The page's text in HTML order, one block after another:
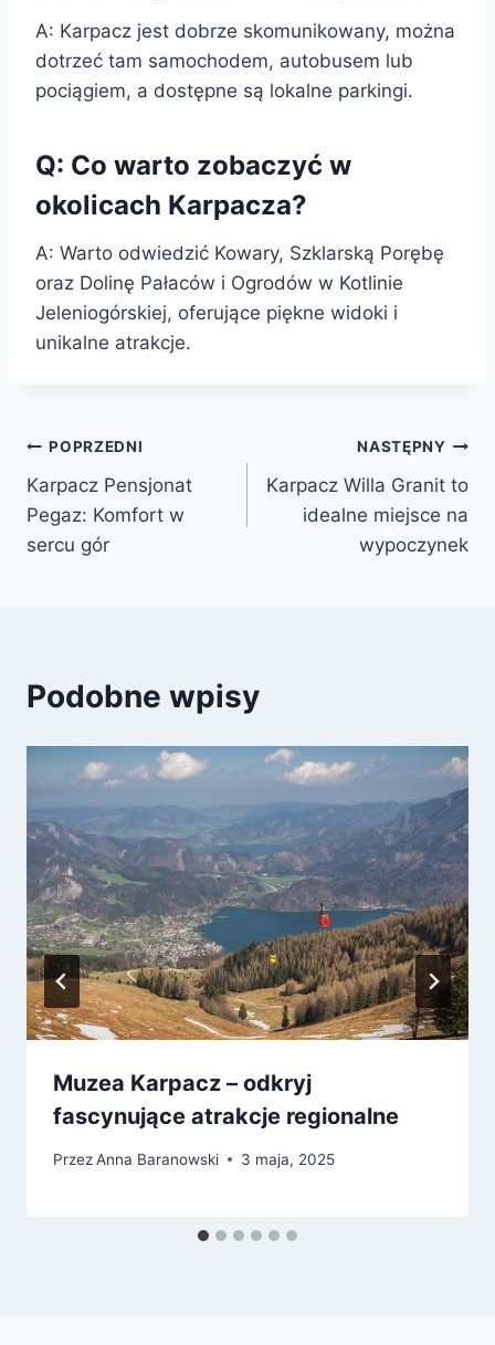
A: Karpacz jest dobrze skomunikowany, można
dotrzeć tam samochodem, autobusem lub
pociągiem, a dostępne są lokalne parkingi.
Q: Co warto zobaczyć w
okolicach Karpacza?
A: Warto odwiedzić Kowary, Szklarską Porębę
oraz Dolinę Pałaców i Ogrodów w Kotlinie
Jeleniogórskiej, oferujące piękne widoki i
unikalne atrakcje.
Nawigacja
wpisu
POPRZEDNI
Karpacz Pensjonat
Pegaz: Komfort w
sercu gór
NASTĘPNY
Karpacz Willa Granit to
idealne miejsce na
wypoczynek
Podobne wpisy
Muzea Karpacz – odkryj
fascynujące atrakcje regionalne
PrzezAnna Baranowski 3 maja, 2025